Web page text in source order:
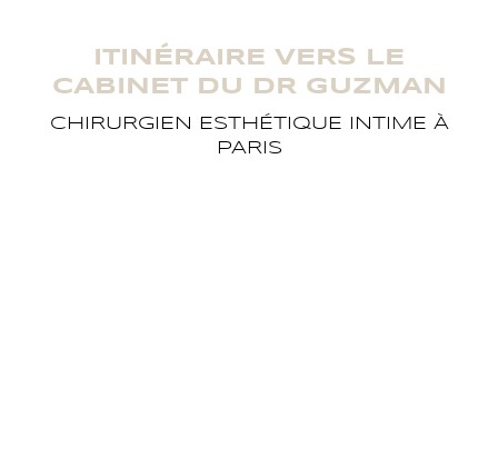
ITINÉRAIRE VERS LE
CABINET DU DR GUZMAN
CHIRURGIEN ESTHÉTIQUE INTIME À
PARIS